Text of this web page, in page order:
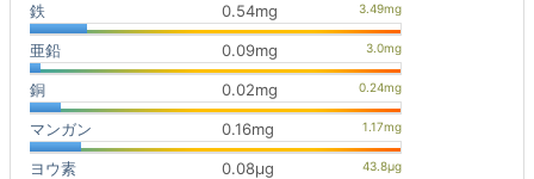
鉄 0.54mg
亜鉛 0.09mg
銅 0.02mg
マンガン 0.16mg
ヨウ素 0.08μg